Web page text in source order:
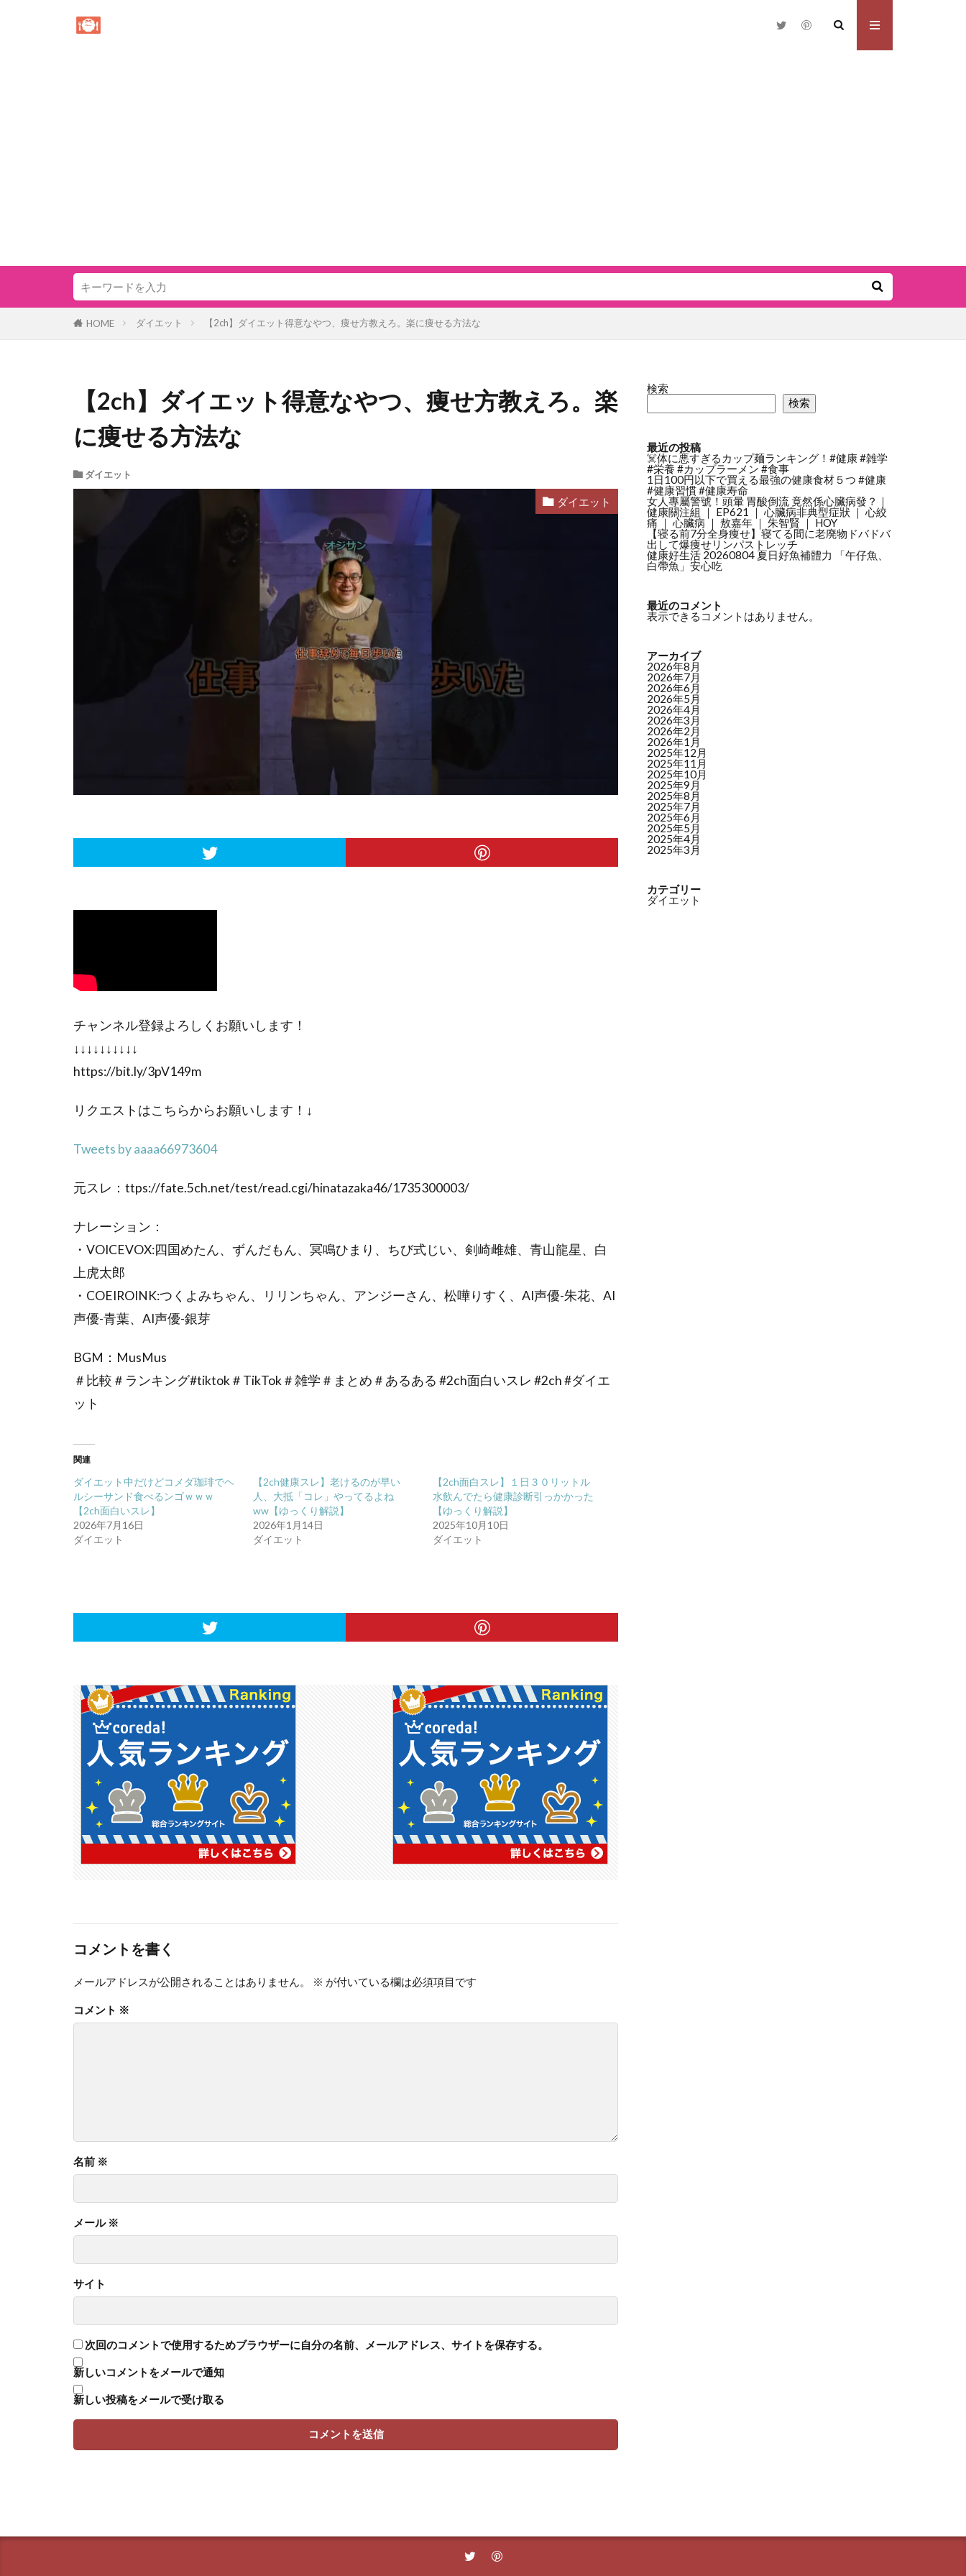
HOME ダイエット 【2ch】ダイエット得意なやつ、痩せ方教えろ。楽に痩せる方法な
【2ch】ダイエット得意なやつ、痩せ方教えろ。楽
に痩せる方法な
ダイエット
ダイエット
チャンネル登録よろしくお願いします！
↓↓↓↓↓↓↓↓↓↓
https://bit.ly/3pV149m
リクエストはこちらからお願いします！↓
Tweets by aaaa66973604
元スレ：ttps://fate.5ch.net/test/read.cgi/hinatazaka46/1735300003/
ナレーション：
・VOICEVOX:四国めたん、ずんだもん、冥鳴ひまり、ちび式じい、剣崎雌雄、青山龍星、白
上虎太郎
・COEIROINK:つくよみちゃん、リリンちゃん、アンジーさん、松嘩りすく、AI声優-朱花、AI
声優-青葉、AI声優-銀芽
BGM：MusMus
＃比較＃ランキング#tiktok＃TikTok＃雑学＃まとめ＃あるある #2ch面白いスレ #2ch #ダイエ
ット
関連
ダイエット中だけどコメダ珈琲でヘ
ルシーサンド食べるンゴｗｗｗ
【2ch面白いスレ】
2026年7月16日
ダイエット
【2ch健康スレ】老けるのが早い
人、大抵「コレ」やってるよね
ww【ゆっくり解説】
2026年1月14日
ダイエット
【2ch面白スレ】１日３０リットル
水飲んでたら健康診断引っかかった
【ゆっくり解説】
2025年10月10日
ダイエット
コメントを書く
メールアドレスが公開されることはありません。 ※ が付いている欄は必須項目です
コメント ※
名前 ※
メール ※
サイト
次回のコメントで使用するためブラウザーに自分の名前、メールアドレス、サイトを保存する。
新しいコメントをメールで通知
新しい投稿をメールで受け取る
検索
検索
最近の投稿
☠️体に悪すぎるカップ麺ランキング！#健康 #雑学
#栄養 #カップラーメン #食事
1日100円以下で買える最強の健康食材５つ #健康
#健康習慣 #健康寿命
女人專屬警號！頭暈 胃酸倒流 竟然係心臟病發？｜
健康關注組 ｜ EP621 ｜ 心臟病非典型症狀 ｜ 心絞
痛 ｜ 心臟病 ｜ 敖嘉年 ｜ 朱智賢 ｜ HOY
【寝る前7分全身痩せ】寝てる間に老廃物ドバドバ
出して爆痩せリンパストレッチ
健康好生活 20260804 夏日好魚補體力 「午仔魚、
白帶魚」安心吃
最近のコメント
表示できるコメントはありません。
アーカイブ
2026年8月
2026年7月
2026年6月
2026年5月
2026年4月
2026年3月
2026年2月
2026年1月
2025年12月
2025年11月
2025年10月
2025年9月
2025年8月
2025年7月
2025年6月
2025年5月
2025年4月
2025年3月
カテゴリー
ダイエット